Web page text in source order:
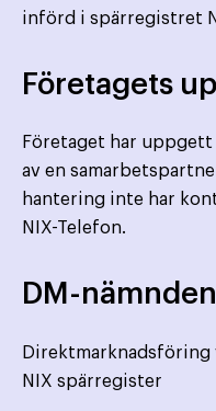
införd i spärregistret
Företagets
Företaget har
av en
hantering inte har
NIX-Telefon.
DM-
NIX spärregister